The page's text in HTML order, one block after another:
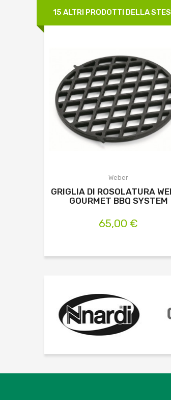
15 ALTRI PRODOTTI DELLA
Weber
GRIGLIA DI ROSOLATURA
GOURMET BBQ SYSTEM
65,00 €